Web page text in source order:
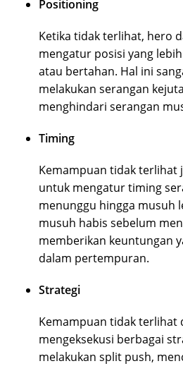
Positioning
Ketika tidak terlihat, hero
mengatur posisi yang
atau bertahan. Hal ini
melakukan serangan
menghindari serangan
Timing
Kemampuan tidak terlihat
untuk mengatur timing
menunggu hingga musuh
musuh habis sebelum
memberikan keuntungan
dalam pertempuran.
Strategi
Kemampuan tidak terlihat
mengeksekusi berbagai
melakukan split push,